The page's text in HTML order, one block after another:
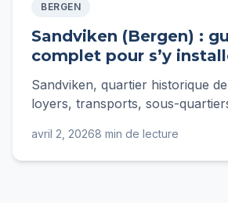
BERGEN
Sandviken (Bergen) :
complet pour s’y
Sandviken, quartier historique
loyers, transports, sous-
2026.
avril 2, 20268 min de lecture